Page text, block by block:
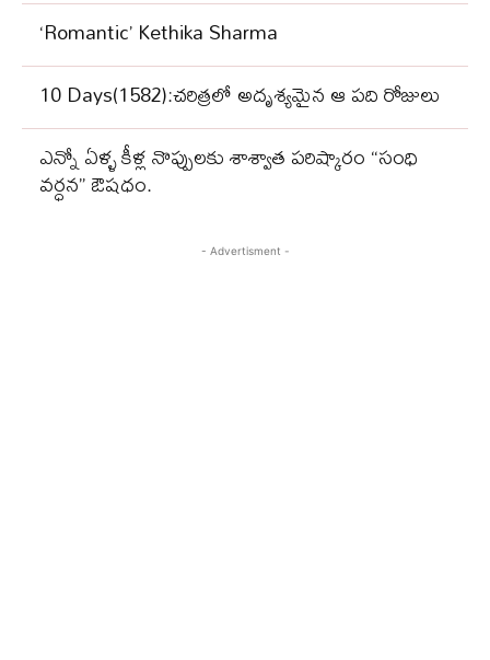
‘Romantic’ Kethika Sharma
10 Days(1582):చరిత్రలో అదృశ్యమైన ఆ పది రోజులు
ఎన్నో ఏళ్ళ కీళ్ల నొప్పులకు శాశ్వాత పరిష్కారం “సంధి
వర్ధన” ఔషధం.
- Advertisment -